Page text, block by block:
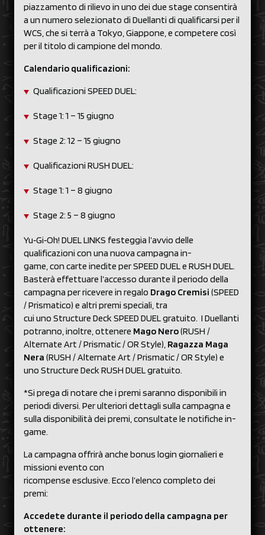
piazzamento di rilievo in uno dei due stage consentirà
a un numero selezionato di Duellanti di qualificarsi per il
WCS, che si terrà a Tokyo, Giappone, e competere così
per il titolo di campione del mondo.
Calendario qualificazioni:
Qualificazioni SPEED DUEL:
Stage 1: 1 – 15 giugno
Stage 2: 12 – 15 giugno
Qualificazioni RUSH DUEL:
Stage 1: 1 – 8 giugno
Stage 2: 5 – 8 giugno
Yu‑Gi‑Oh! DUEL LINKS festeggia l’avvio delle
qualificazioni con una nuova campagna in-
game, con carte inedite per SPEED DUEL e RUSH DUEL.
Basterà effettuare l’accesso durante il periodo della
campagna per ricevere in regalo Drago Cremisi (SPEED
/ Prismatico) e altri premi speciali, tra
cui uno Structure Deck SPEED DUEL gratuito. I Duellanti
potranno, inoltre, ottenere Mago Nero(RUSH /
Alternate Art / Prismatic / OR Style), Ragazza Maga
Nera (RUSH / Alternate Art / Prismatic / OR Style) e
uno Structure Deck RUSH DUEL gratuito.
*Si prega di notare che i premi saranno disponibili in
periodi diversi. Per ulteriori dettagli sulla campagna e
sulla disponibilità dei premi, consultate le notifiche in-
game.
La campagna offrirà anche bonus login giornalieri e
missioni evento con
ricompense esclusive. Ecco l’elenco completo dei
premi:
Accedete durante il periodo della campagna per
ottenere: